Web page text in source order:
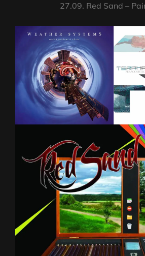
27.09. Red Sand –